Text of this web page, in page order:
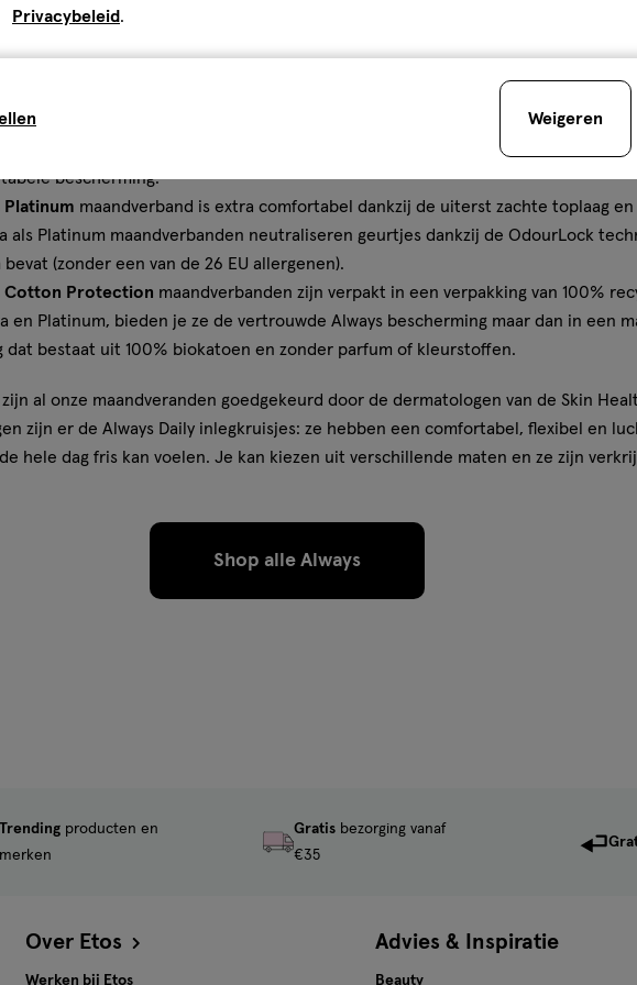
zijn volledig afgestemd op elk type menstruatie en op alle lingeriematen
maandverbanden zijn slechts 3 mm dun en bieden je zo een optimale en
bescherming.
Platinum maandverband is extra comfortabel dankzij de uiterst zachte toplaag en
als Platinum maandverbanden neutraliseren geurtjes dankzij de OdourLock
bevat (zonder een van de 26 EU allergenen).
Cotton Protection maandverbanden zijn verpakt in een verpakking van 100%
en Platinum, bieden je ze de vertrouwde Always bescherming maar dan in een
dat bestaat uit 100% biokatoen en zonder parfum of kleurstoffen.
al onze maandveranden goedgekeurd door de dermatologen van de Skin
zijn er de Always Daily inlegkruisjes: ze hebben een comfortabel, flexibel en
hele dag fris kan voelen. Je kan kiezen uit verschillende maten en ze zijn
Shop alle Always
Trending producten en
merken
Gratisbezorging vanaf
€35
Over Etos
Werken bij Etos
Advies & Inspiratie
Beauty
Privacybeleid.
Weigeren